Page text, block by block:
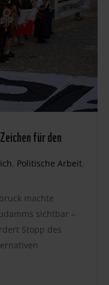
für den
, Politische Arbeit,
machte
sichtbar –
Stopp des